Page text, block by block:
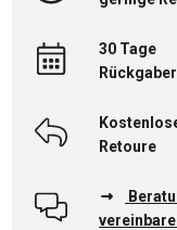
30 Tage
Retoure